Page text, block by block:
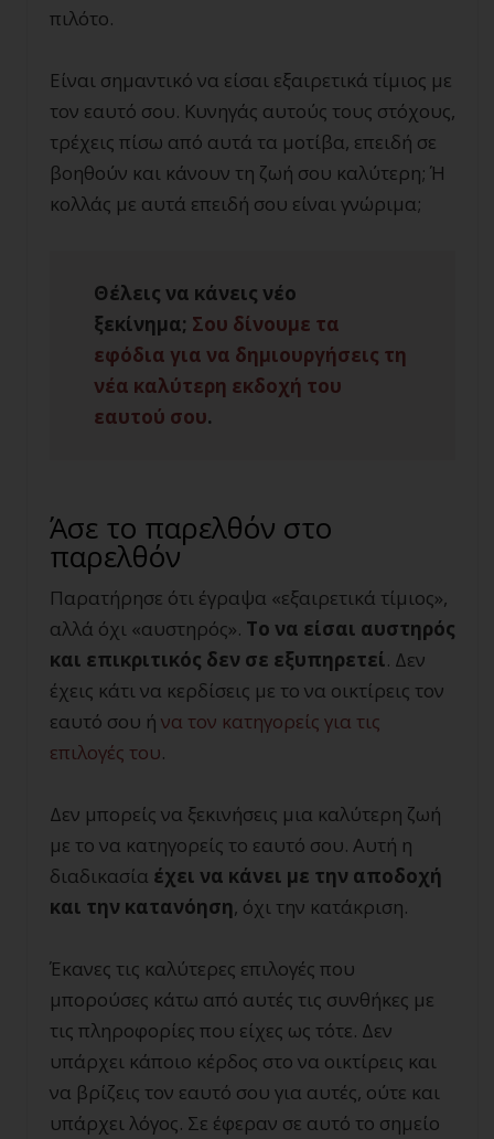
πιλότο.
Είναι σημαντικό να είσαι εξαιρετικά τίμιος με
τον εαυτό σου. Κυνηγάς αυτούς τους στόχους,
τρέχεις πίσω από αυτά τα μοτίβα, επειδή σε
βοηθούν και κάνουν τη ζωή σου καλύτερη; Ή
κολλάς με αυτά επειδή σου είναι γνώριμα;
Θέλεις να κάνεις νέο
ξεκίνημα; Σου δίνουμε τα
εφόδια για να δημιουργήσεις τη
νέα καλύτερη εκδοχή του
εαυτού σου.
Άσε το παρελθόν στο
παρελθόν
Παρατήρησε ότι έγραψα «εξαιρετικά τίμιος»,
αλλά όχι «αυστηρός». Το να είσαι αυστηρός
και επικριτικός δεν σε εξυπηρετεί. Δεν
έχεις κάτι να κερδίσεις με το να οικτίρεις τον
εαυτό σου ή να τον κατηγορείς για τις
επιλογές του.
Δεν μπορείς να ξεκινήσεις μια καλύτερη ζωή
με το να κατηγορείς το εαυτό σου. Αυτή η
διαδικασία έχει να κάνει με την αποδοχή
και την κατανόηση, όχι την κατάκριση.
Έκανες τις καλύτερες επιλογές που
μπορούσες κάτω από αυτές τις συνθήκες με
τις πληροφορίες που είχες ως τότε. Δεν
υπάρχει κάποιο κέρδος στο να οικτίρεις και
να βρίζεις τον εαυτό σου για αυτές, ούτε και
υπάρχει λόγος. Σε έφεραν σε αυτό το σημείο